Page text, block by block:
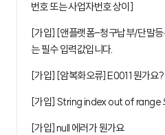
번호 또는 사업자번호 상이]
[가입] [앤플랫폼-청구납부/단말
는 필수 입력값입니다.
[가입] [암복화오류] E0011 뭔가요?
[가입] String index out of range
[가입] null 에러가 뭔가요